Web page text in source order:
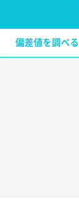
偏差値を調べる